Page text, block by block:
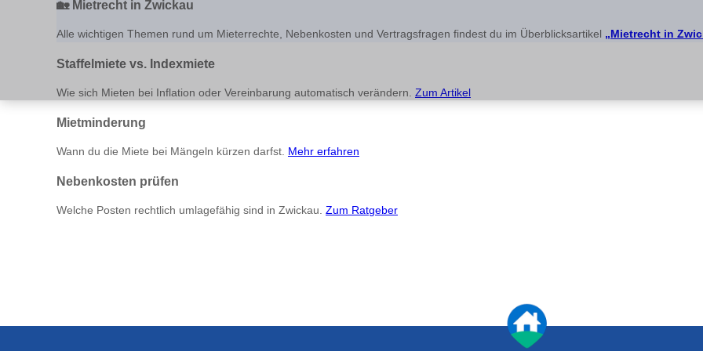
🏡 Mietrecht in Zwickau
Alle wichtigen Themen rund um Mieterrechte, Nebenkosten und Vertragsfragen findest du im Überblicksartikel „Mietrecht in
Staffelmiete vs. Indexmiete
Wie sich Mieten bei Inflation oder Vereinbarung automatisch verändern. Zum Artikel
Mietminderung
Wann du die Miete bei Mängeln kürzen darfst. Mehr erfahren
Nebenkosten prüfen
Welche Posten rechtlich umlagefähig sind in Zwickau. Zum Ratgeber